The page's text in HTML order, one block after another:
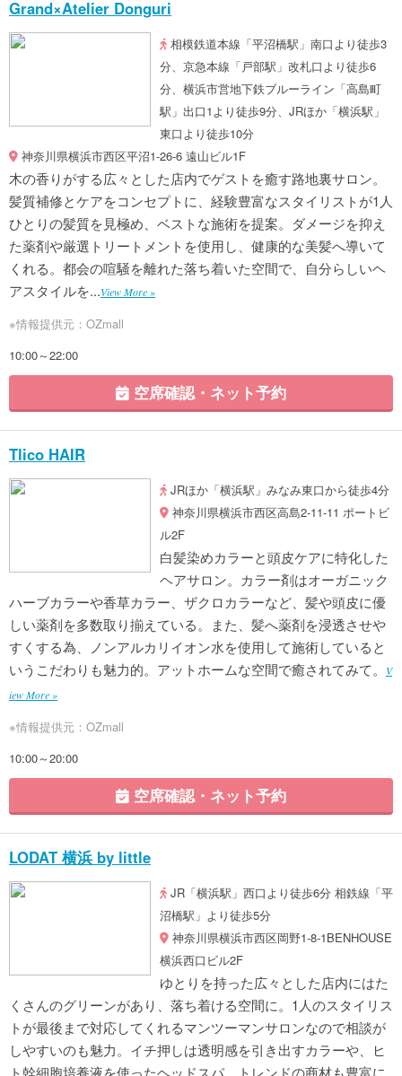
Grand×Atelier Donguri
相模鉄道本線「平沼橋駅」南口より徒歩3
分、京急本線「戸部駅」改札口より徒歩6
分、横浜市営地下鉄ブルーライン「高島町
駅」出口1より徒歩9分、JRほか「横浜駅」
東口より徒歩10分
神奈川県横浜市西区平沼1-26-6 遠山ビル1F
木の香りがする広々とした店内でゲストを癒す路地裏サロン。
髪質補修とケアをコンセプトに、経験豊富なスタイリストが1人
ひとりの髪質を見極め、ベストな施術を提案。ダメージを抑え
た薬剤や厳選トリートメントを使用し、健康的な美髪へ導いて
くれる。都会の喧騒を離れた落ち着いた空間で、自分らしいヘ
アスタイルを...View More »
※情報提供元：OZmall
10:00～22:00
空席確認・ネット予約
Tlico HAIR
JRほか「横浜駅」みなみ東口から徒歩4分
神奈川県横浜市西区高島2-11-11 ポートビ
ル2F
白髪染めカラーと頭皮ケアに特化した
ヘアサロン。カラー剤はオーガニック
ハーブカラーや香草カラー、ザクロカラーなど、髪や頭皮に優
しい薬剤を多数取り揃えている。また、髪へ薬剤を浸透させや
すくする為、ノンアルカリイオン水を使用して施術していると
いうこだわりも魅力的。アットホームな空間で癒されてみて。
V
iew More »
※情報提供元：OZmall
10:00～20:00
空席確認・ネット予約
LODAT 横浜 by little
JR「横浜駅」西口より徒歩6分 相鉄線「平
沼橋駅」より徒歩5分
神奈川県横浜市西区岡野1-8-1BENHOUSE
横浜西口ビル2F
ゆとりを持った広々とした店内にはた
くさんのグリーンがあり、落ち着ける空間に。1人のスタイリス
トが最後まで対応してくれるマンツーマンサロンなので相談が
しやすいのも魅力。イチ押しは透明感を引き出すカラーや、ヒ
ト幹細胞培養液を使ったヘッドスパ。トレンドの商材も豊富に